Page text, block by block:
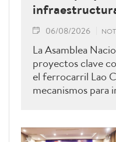
06/08/2026
La Asamblea
proyectos clave
el ferrocarril Lao
mecanismos para